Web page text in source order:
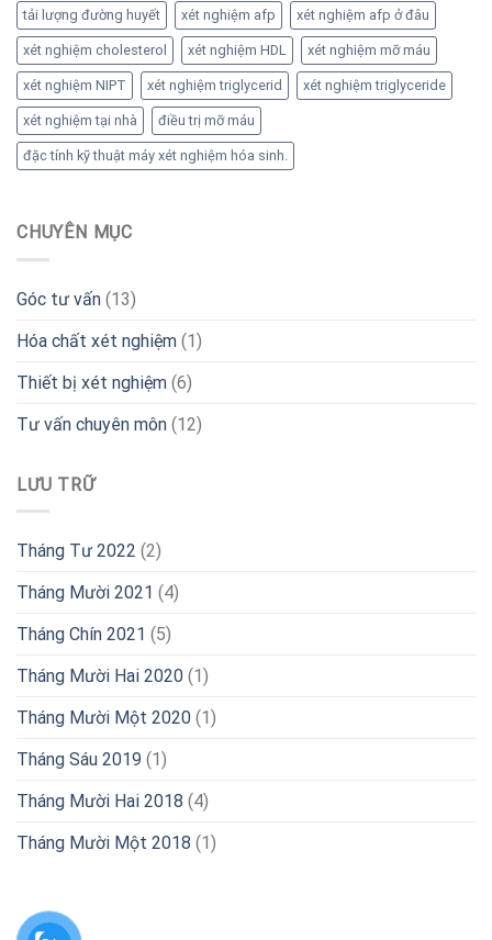
tải lượng đường huyết xét nghiệm afp xét nghiệm afp ở đâu
xét nghiệm cholesterol xét nghiệm HDL xét nghiệm mỡ máu
xét nghiệm NIPT xét nghiệm triglycerid xét nghiệm triglyceride
xét nghiệm tại nhà điều trị mỡ máu
đặc tính kỹ thuật máy xét nghiệm hóa sinh.
CHUYÊN MỤC
Góc tư vấn (13)
Hóa chất xét nghiệm (1)
Thiết bị xét nghiệm (6)
Tư vấn chuyên môn (12)
LƯU TRỮ
Tháng Tư 2022 (2)
Tháng Mười 2021 (4)
Tháng Chín 2021 (5)
Tháng Mười Hai 2020 (1)
Tháng Mười Một 2020 (1)
Tháng Sáu 2019 (1)
Tháng Mười Hai 2018 (4)
Tháng Mười Một 2018 (1)